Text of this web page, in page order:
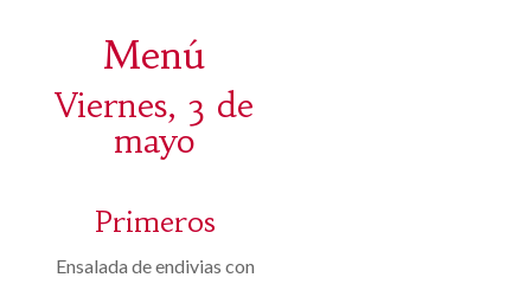
Menú
Viernes, 3 de
mayo
Primeros
Ensalada de endivias con